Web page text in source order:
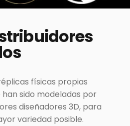
físicas propias
sido modeladas por
diseñadores 3D, para
variedad posible.